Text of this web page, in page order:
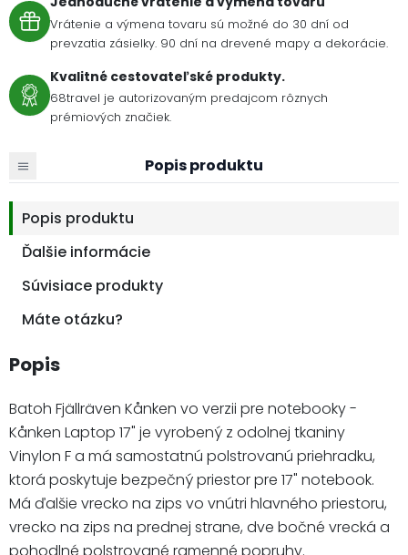
Vrátenie a výmena tovaru sú možné do 30 dní od
prevzatia zásielky. 90 dní na drevené mapy a dekorácie.
Kvalitné cestovateľské produkty.
68travel je autorizovaným predajcom rôznych
prémiových značiek.
Popis produktu
Popis produktu
Ďalšie informácie
Súvisiace produkty
Máte otázku?
Popis
Batoh Fjällräven Kånken vo verzii pre notebooky -
Kånken Laptop 17" je vyrobený z odolnej tkaniny
Vinylon F a má samostatnú polstrovanú priehradku,
ktorá poskytuje bezpečný priestor pre 17" notebook.
Má ďalšie vrecko na zips vo vnútri hlavného priestoru,
vrecko na zips na prednej strane, dve bočné vrecká a
pohodlné polstrované ramenné popruhy.